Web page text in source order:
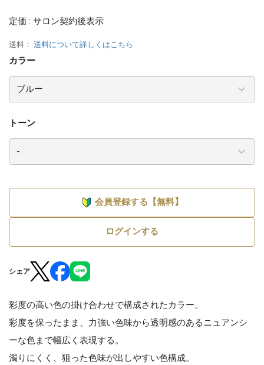
定価 : サロン契約後表示
送料： 送料について詳しくはこちら
カラー
トーン
会員登録する【無料】
ログインする
シェア
彩度の高い色の掛け合わせで構成されたカラー。
彩度を保ったまま、力強い色味から透明感のあるニュアンシ
ーな色まで幅広く表現する。
濁りにくく、狙った色味が出しやすい色構成。